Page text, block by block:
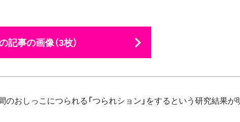
記事の画像（3枚）
のおしっこにつられる「つられション」をするという研究結果が